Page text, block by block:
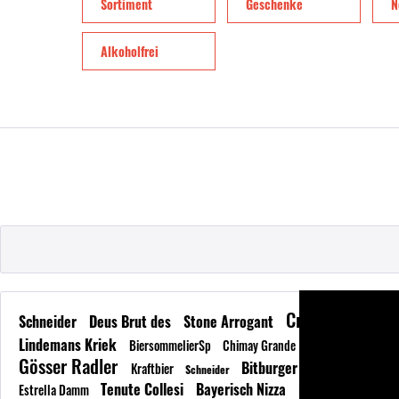
Sortiment Geschenke
Alkoholfrei
Schneider Deus Brut des Stone Arrogant Craft-Beer-Kenn
Lindemans Kriek BiersommelierSp Chimay Grande
Gösser Radler Kraftbier Schneider Bitburger
Estrella Damm Tenute Collesi Bayerisch Nizza